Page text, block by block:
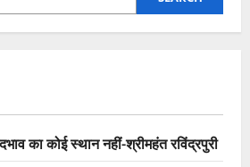
का कोई स्थान नहीं-श्रीमहंत रविंद्रपुरी